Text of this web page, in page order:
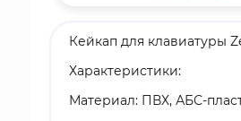
Кейкап для клавиатуры
Характеристики:
Материал: ПВХ, АБС-